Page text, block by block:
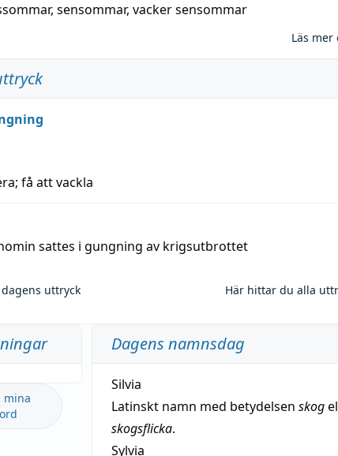
, sensommar, vacker sensommar
Läs mer
få att vackla
sattes i gungning av krigsutbrottet
uttryck Här hittar du alla
mina
Dagens namnsdag
Silvia
Latinskt namn med betydelsen skog
skogsflicka.
Sylvia